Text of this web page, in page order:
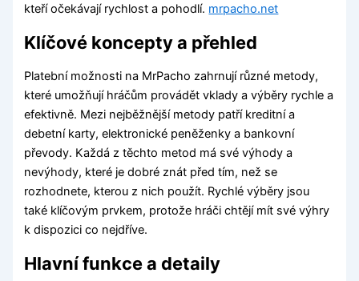
kteří očekávají rychlost a pohodlí. mrpacho.net
Klíčové koncepty a přehled
Platební možnosti na MrPacho zahrnují různé metody,
které umožňují hráčům provádět vklady a výběry rychle a
efektivně. Mezi nejběžnější metody patří kreditní a
debetní karty, elektronické peněženky a bankovní
převody. Každá z těchto metod má své výhody a
nevýhody, které je dobré znát před tím, než se
rozhodnete, kterou z nich použít. Rychlé výběry jsou
také klíčovým prvkem, protože hráči chtějí mít své výhry
k dispozici co nejdříve.
Hlavní funkce a detaily